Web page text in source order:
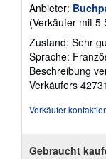
Anbieter:
(Verkäufer mit 5
Zustand: Sehr
Sprache:
Beschreibung
Verkäufers
Verkäufer
Gebraucht